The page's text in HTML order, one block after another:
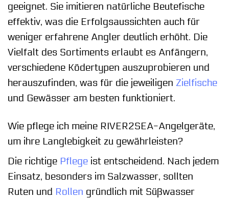
geeignet. Sie imitieren natürliche Beutefische
effektiv, was die Erfolgsaussichten auch für
weniger erfahrene Angler deutlich erhöht. Die
Vielfalt des Sortiments erlaubt es Anfängern,
verschiedene Ködertypen auszuprobieren und
herauszufinden, was für die jeweiligen Zielfische
und Gewässer am besten funktioniert.
Wie pflege ich meine RIVER2SEA-Angelgeräte,
um ihre Langlebigkeit zu gewährleisten?
Die richtige Pflege ist entscheidend. Nach jedem
Einsatz, besonders im Salzwasser, sollten
Ruten und Rollen gründlich mit Süßwasser